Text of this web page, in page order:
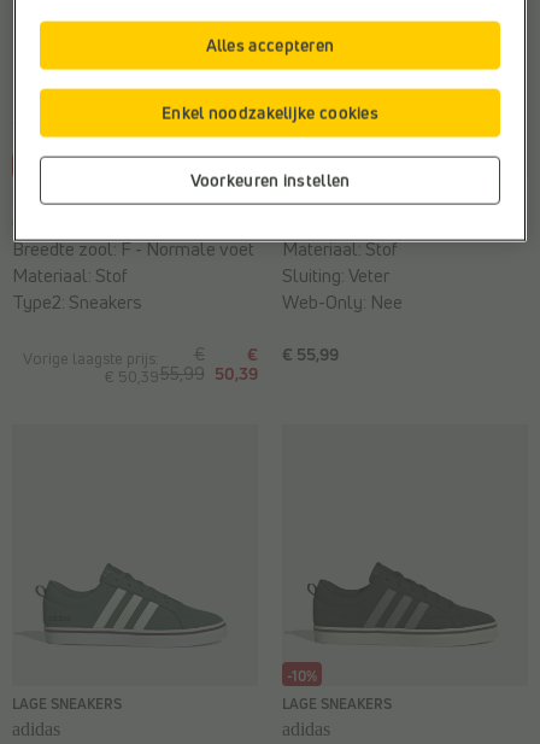
-10%
Vorige laagste prijs:
€ 50,39
€
55,99
€
50,39
Breedte zool:F - Normale voet
Materiaal: Stof
Type2: Sneakers
€ 55,99
Materiaal:Stof
Sluiting:Veter
Web-Only: Nee
LAGE SNEAKERS
adidas
-10%
LAGE SNEAKERS
adidas
Voorkeuren instellen
Enkel noodzakelijke cookies
Alles accepteren